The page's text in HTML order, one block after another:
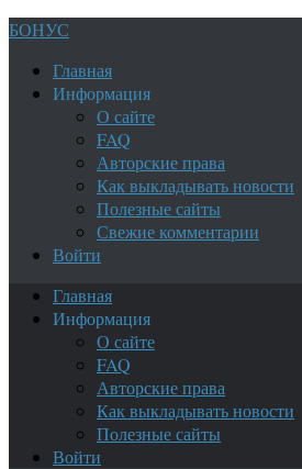
БОНУС
Главная
Информация
О сайте
FAQ
Авторские права
Как выкладывать новости
Полезные сайты
Свежие комментарии
Войти
Главная
Информация
О сайте
FAQ
Авторские права
Как выкладывать новости
Полезные сайты
Войти